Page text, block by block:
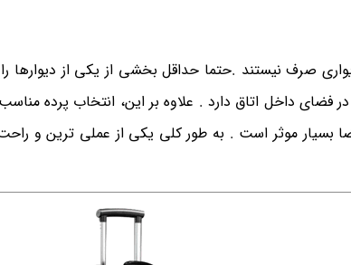
صرف نیستند .حتما حداقل بخشی از یکی از دیوارها
داخل اتاق دارد . علاوه بر این، انتخاب پرده
بسیار موثر است . به طور کلی یکی از عملی ترین و